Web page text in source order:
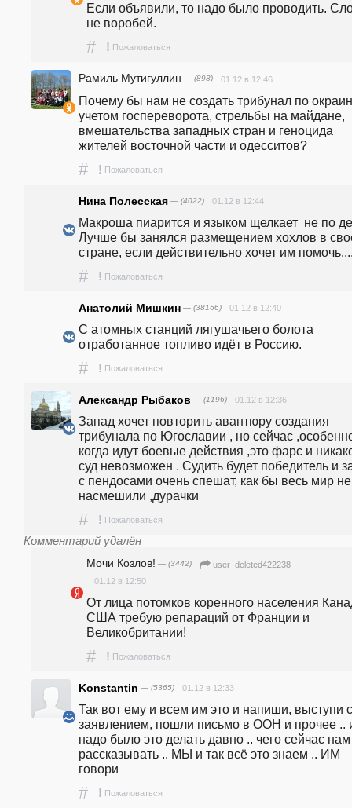
Если объявили, то надо было проводить.
не воробей.
# ! Пожаловаться
Рамиль Мутигуллин — (898) 01.12 в 12:46
Почему бы нам не создать трибунал по
учетом госпереворота, стрельбы на майдане,
вмешательства западных стран и геноцида
жителей восточной части и одесситов?
# ! Пожаловаться
Нина Полесская — (4022) 01.12 в 12:44
Макроша пиарится и языком щелкает  не по
Лучше бы занялся размещением хохлов в
стране, если действительно хочет им
# ! Пожаловаться
Анатолий Мишкин — (38166) 01.12 в 12:40
С атомных станций лягушачьего болота
отработанное топливо идёт в Россию.
# ! Пожаловаться
Александр Рыбаков — (1196) 01.12 в 12:36
Запад хочет повторить авантюру создания
трибунала по Югославии , но сейчас
когда идут боевые действия ,это фарс и
суд невозможен . Судить будет победитель и
с пендосами очень спешат, как бы весь мир не
насмешили ,дурачки
# ! Пожаловаться
Комментарий удалён
Мочи Козлов! — (3442)
user_deleted422238
01.12 в 12:50
От лица потомков коренного населения
США требую репараций от Франции и
Великобритании!
# ! Пожаловаться
Konstantin — (5365) 01.12 в 12:33
Так вот ему и всем им это и напиши, выступи с
заявлением, пошли письмо в ООН и прочее ..
надо было это делать давно .. чего сейчас нам
рассказывать .. МЫ и так всё это знаем .. ИМ
говори
# ! Пожаловаться